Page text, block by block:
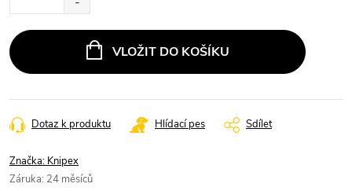
VLOŽIT DO KOŠÍKU
Dotaz k produktu Hlídací pes Sdílet
Značka: Knipex
Záruka: 24 měsíců